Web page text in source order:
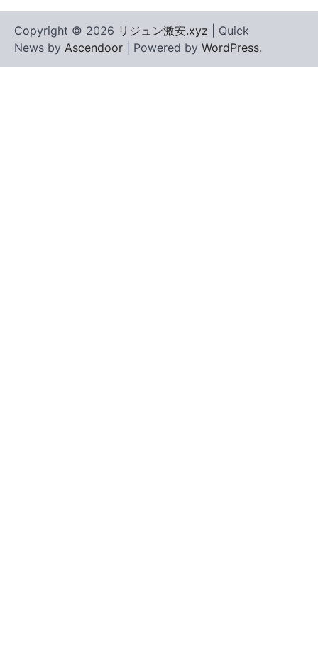
Copyright © 2026 リジュン激安.xyz | Quick
News by Ascendoor | Powered by WordPress.